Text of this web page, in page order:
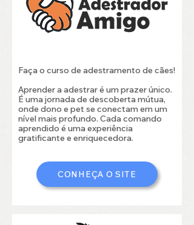
Faça o curso de adestramento de cães!
Aprender a adestrar é um prazer único.
É uma jornada de descoberta mútua,
onde dono e pet se conectam em um
nível mais profundo. Cada comando
aprendido é uma experiência
gratificante e enriquecedora.
CONHEÇA O SITE